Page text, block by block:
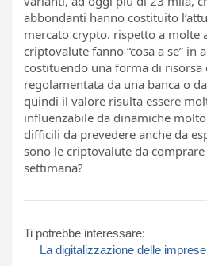
abbondanti hanno costituito
mercato crypto. rispetto a molte
criptovalute fanno “cosa a se” in
costituendo una forma di risorsa
regolamentata da una banca o
quindi il valore risulta essere
influenzabile da dinamiche
difficili da prevedere anche da
sono le criptovalute da comprare
settimana?
Ti potrebbe interessare:
La digitalizzazione delle